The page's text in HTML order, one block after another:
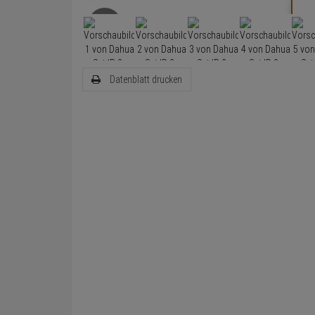
Datenblatt drucken